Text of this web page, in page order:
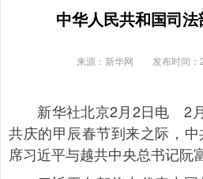
中华人民共和国司
来源：新华网 发布时间
新华社北京2月2日电 2月
共庆的甲辰春节到来之际，
席习近平与越共中央总书记阮